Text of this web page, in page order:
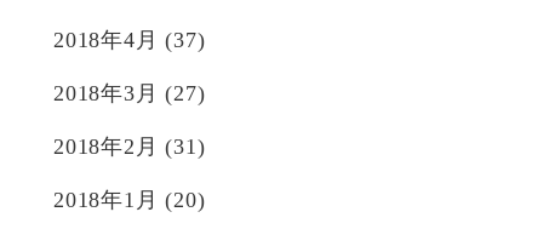
2018年4月 (37)
2018年3月 (27)
2018年2月 (31)
2018年1月 (20)